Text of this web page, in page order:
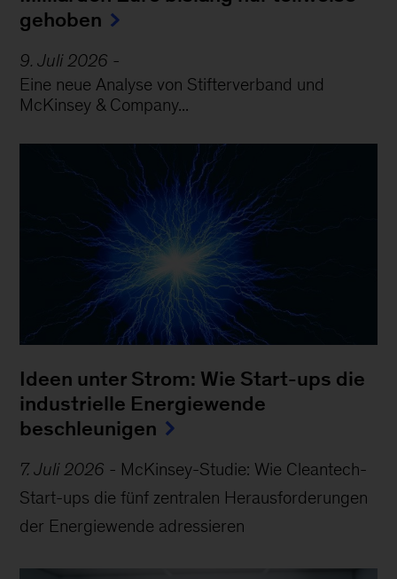
gehoben
9. Juli 2026 -
Eine neue Analyse von Stifterverband und
McKinsey & Company...
Ideen unter Strom: Wie Start-ups die
industrielle Energiewende
beschleunigen
7. Juli 2026 - McKinsey-Studie: Wie Cleantech-
Start-ups die fünf zentralen Herausforderungen
der Energiewende adressieren